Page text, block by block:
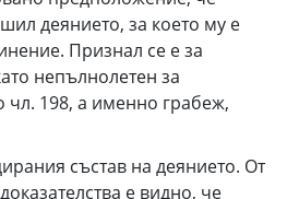
деянието, за което му е
Признал се е за
непълнолетен за
198, а именно грабеж,
състав на деянието. От
е видно, че